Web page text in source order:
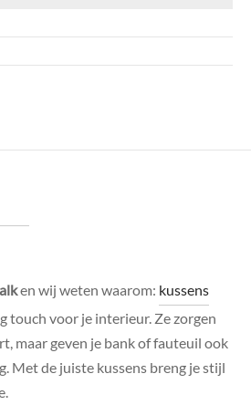
en wij weten waarom: kussens
touch voor je interieur. Ze zorgen
maar geven je bank of fauteuil ook
Met de juiste kussens breng je stijl